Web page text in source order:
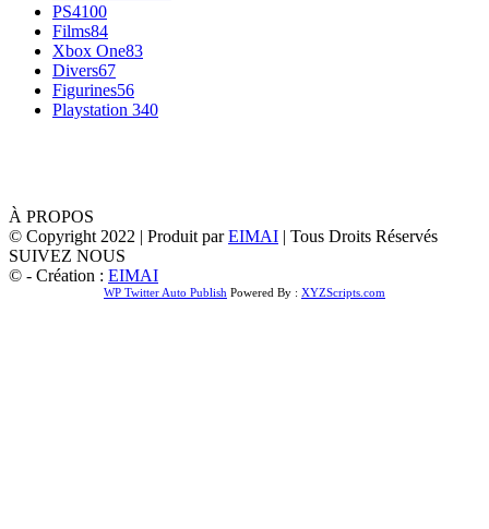
PS4100
Films84
Xbox One83
Divers67
Figurines56
Playstation 340
À PROPOS
© Copyright 2022 | Produit parEIMAI | Tous Droits Réservés
SUIVEZ NOUS
© - Création : EIMAI
WP Twitter Auto Publish Powered By : XYZScripts.com